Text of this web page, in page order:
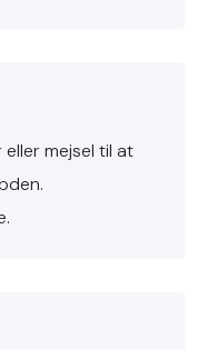
mejsel til at